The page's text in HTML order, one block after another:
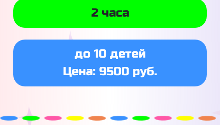
2 часа
до 10 детей
Цена: 9500 руб.